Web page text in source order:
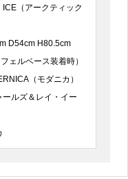
（アークティック
D54cm H80.5cm
ェルベース装着時）
（モダニカ）
ルズ＆レイ・イー